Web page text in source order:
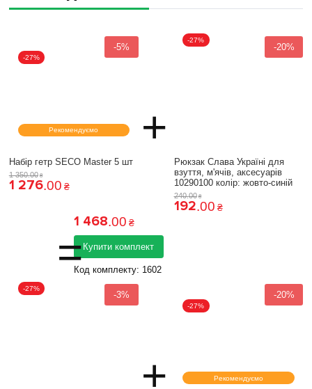
-5%
Рекомендуємо
-27%
+
Набір гетр SECO Master 5 шт
1 350.00 ₴
1 276.00 ₴
-20%
-27%
Рюкзак Слава Україні для
взуття, м'ячів, аксесуарів
10290100 колiр: жовто-синій
240.00 ₴
192.00 ₴
=
1 468.00 ₴
Купити комплект
Код комплекту: 1602
-3%
-27%
+
-20%
Рекомендуємо
-27%